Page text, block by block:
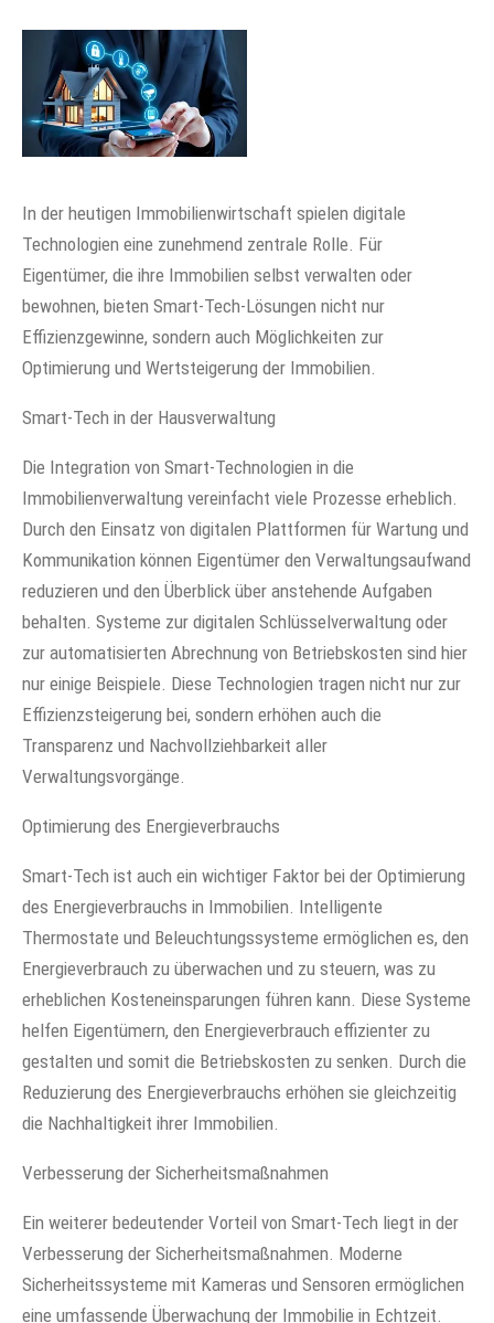
In der heutigen Immobilienwirtschaft spielen digitale
Technologien eine zunehmend zentrale Rolle. Für
Eigentümer, die ihre Immobilien selbst verwalten oder
bewohnen, bieten Smart-Tech-Lösungen nicht nur
Effizienzgewinne, sondern auch Möglichkeiten zur
Optimierung und Wertsteigerung der Immobilien.
Smart-Tech in der Hausverwaltung
Die Integration von Smart-Technologien in die
Immobilienverwaltung vereinfacht viele Prozesse erheblich.
Durch den Einsatz von digitalen Plattformen für Wartung und
Kommunikation können Eigentümer den Verwaltungsaufwand
reduzieren und den Überblick über anstehende Aufgaben
behalten. Systeme zur digitalen Schlüsselverwaltung oder
zur automatisierten Abrechnung von Betriebskosten sind hier
nur einige Beispiele. Diese Technologien tragen nicht nur zur
Effizienzsteigerung bei, sondern erhöhen auch die
Transparenz und Nachvollziehbarkeit aller
Verwaltungsvorgänge.
Optimierung des Energieverbrauchs
Smart-Tech ist auch ein wichtiger Faktor bei der Optimierung
des Energieverbrauchs in Immobilien. Intelligente
Thermostate und Beleuchtungssysteme ermöglichen es, den
Energieverbrauch zu überwachen und zu steuern, was zu
erheblichen Kosteneinsparungen führen kann. Diese Systeme
helfen Eigentümern, den Energieverbrauch effizienter zu
gestalten und somit die Betriebskosten zu senken. Durch die
Reduzierung des Energieverbrauchs erhöhen sie gleichzeitig
die Nachhaltigkeit ihrer Immobilien.
Verbesserung der Sicherheitsmaßnahmen
Ein weiterer bedeutender Vorteil von Smart-Tech liegt in der
Verbesserung der Sicherheitsmaßnahmen. Moderne
Sicherheitssysteme mit Kameras und Sensoren ermöglichen
eine umfassende Überwachung der Immobilie in Echtzeit.